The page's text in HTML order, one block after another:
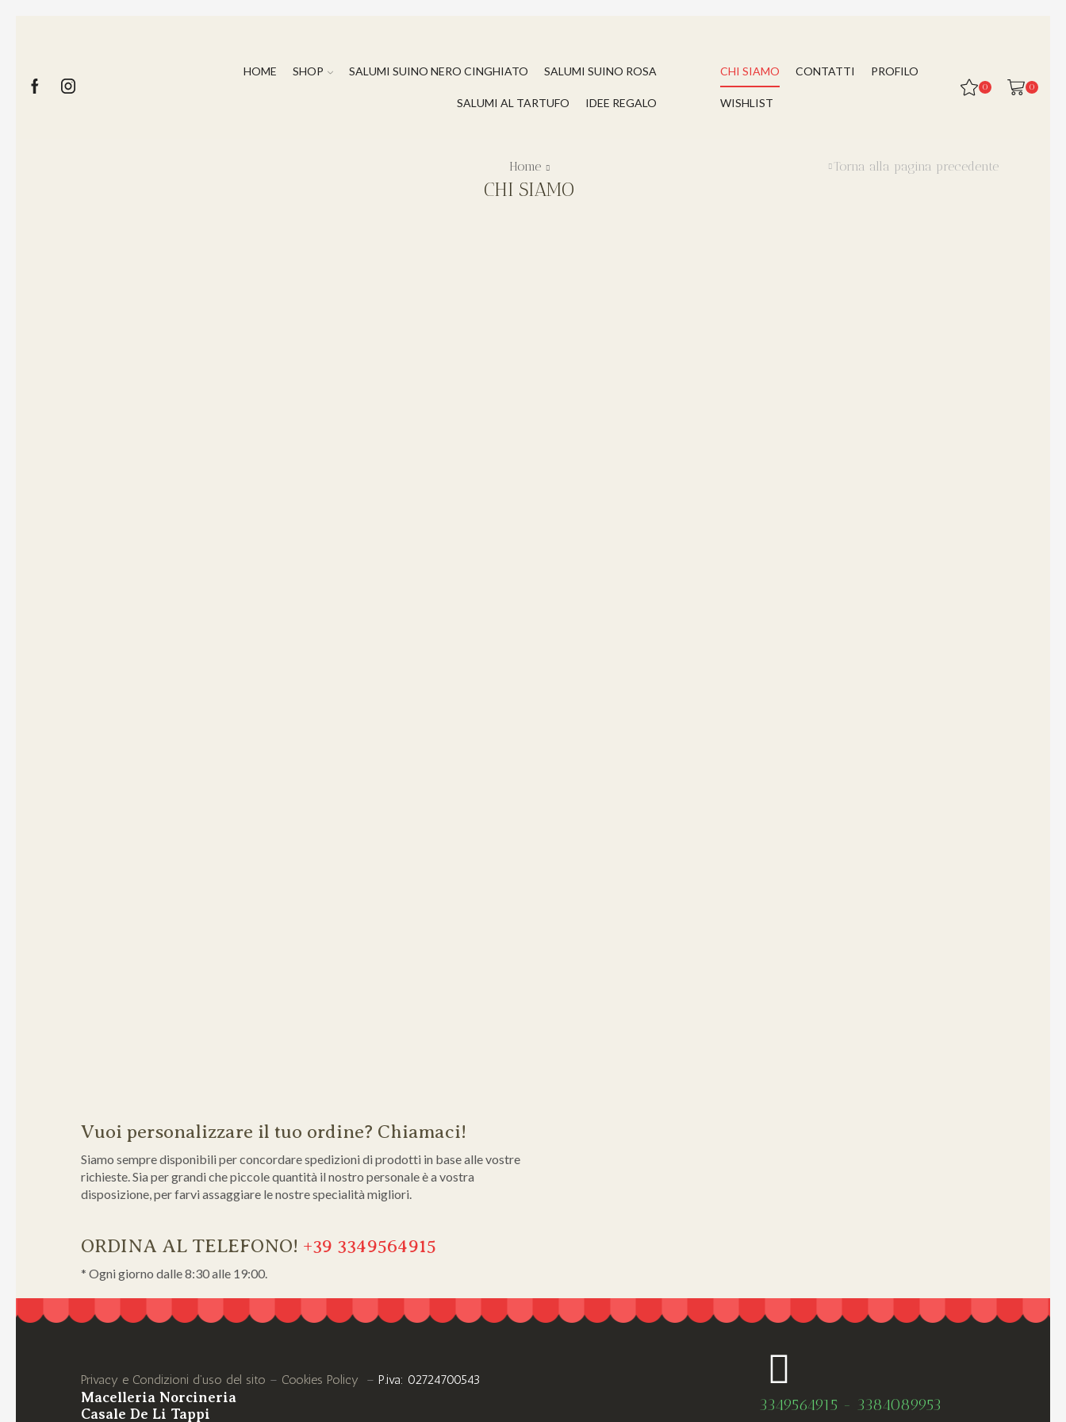
HOME SHOP SALUMI SUINO NERO CINGHIATO SALUMI SUINO ROSA
SALUMI AL TARTUFO IDEE REGALO
CHI SIAMO CONTATTI PROFILO
WISHLIST
0 0
Torna alla pagina precedente
Home
CHI SIAMO
Vuoi personalizzare il tuo ordine? Chiamaci!
Siamo sempre disponibili per concordare spedizioni di prodotti in base alle vostre
richieste. Sia per grandi che piccole quantità il nostro personale è a vostra
disposizione, per farvi assaggiare le nostre specialità migliori.
ORDINA AL TELEFONO! +39 3349564915
* Ogni giorno dalle 8:30 alle 19:00.
Privacy e Condizioni d’uso del sito – Cookies Policy – P.iva: 02724700543
Macelleria Norcineria
Casale De Li Tappi
3349564915 - 3384089953